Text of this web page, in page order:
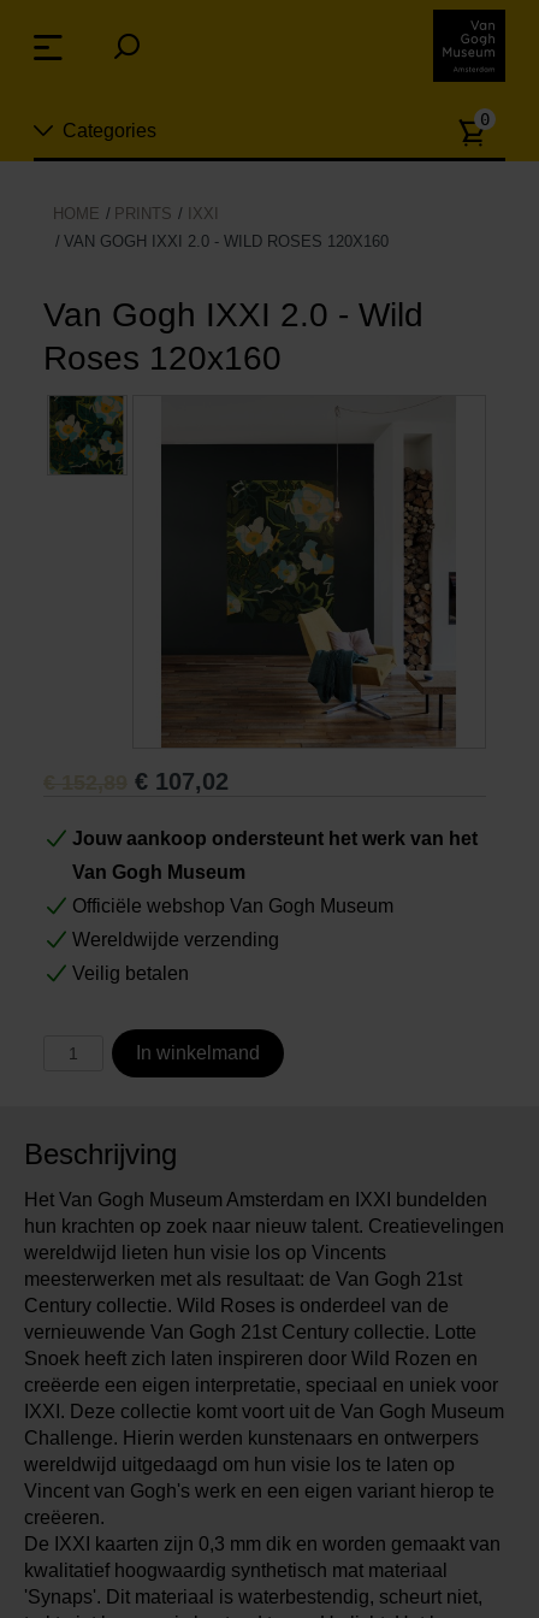
links
over
naar
Categories
Nieuw
Wonen
Koken & tafelen
Aantal
0
HOME PRINTS
IXXI
VAN GOGH IXXI 2.0 - WILD ROSES 120X160
Van Gogh IXXI 2.0 - Wild
Roses 120x160
€ 107,02
Jouw aankoop ondersteunt het werk van het
Van Gogh Museum
Officiële webshop Van Gogh Museum
Wereldwijde verzending
Veilig betalen
In winkelmand
Beschrijving
Het Van Gogh Museum Amsterdam en IXXI bundelden
hun krachten op zoek naar nieuw talent. Creatievelingen
wereldwijd lieten hun visie los op Vincents
meesterwerken met als resultaat: de Van Gogh 21st
Century collectie. Wild Roses is onderdeel van de
vernieuwende Van Gogh 21st Century collectie. Lotte
Snoek heeft zich laten inspireren door Wild Rozen en
creëerde een eigen interpretatie, speciaal en uniek voor
IXXI. Deze collectie komt voort uit de Van Gogh Museum
Challenge. Hierin werden kunstenaars en ontwerpers
wereldwijd uitgedaagd om hun visie los te laten op
Vincent van Gogh's werk en een eigen variant hierop te
creëeren.
De IXXI kaarten zijn 0,3 mm dik en worden gemaakt van
kwalitatief hoogwaardig synthetisch mat materiaal
'Synaps'. Dit materiaal is waterbestendig, scheurt niet,
Menu